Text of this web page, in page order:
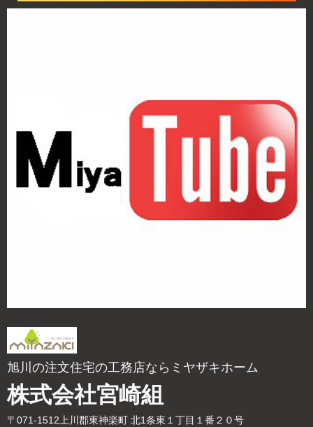
旭川の注文住宅の工務店ならミヤザキホーム
株式会社宮崎組
〒071-1512上川郡東神楽町 北1条東１丁目１番２０号